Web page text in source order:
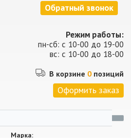
Обратный звонок
Режим работы:
пн-сб: с 10-00 до 19-00
вс: с 10-00 до 18-00
В корзине 0 позиций
Оформить заказ
Марка: